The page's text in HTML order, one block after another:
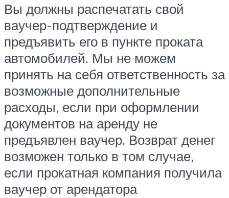
Вы должны распечатать свой
ваучер-подтверждение и
предъявить его в пункте проката
автомобилей. Мы не можем
принять на себя ответственность за
возможные дополнительные
расходы, если при оформлении
документов на аренду не
предъявлен ваучер. Возврат денег
возможен только в том случае,
если прокатная компания получила
ваучер от арендатора